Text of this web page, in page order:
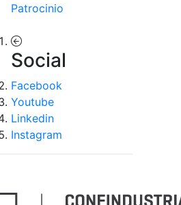
Patrocinio
Social
Facebook
Youtube
Linkedin
Instagram